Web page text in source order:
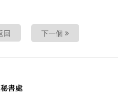
回 下一個